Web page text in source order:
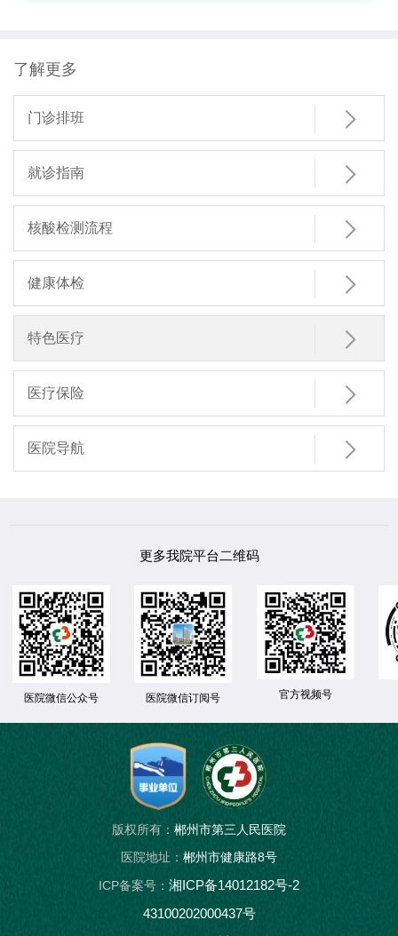
了解更多
门诊排班 
就诊指南 
核酸检测流程 
健康体检 
特色医疗 
医疗保险 
医院导航 
更多我院平台二维码
医院微信公众号 医院微信订阅号 官方视频号
版权所有： 郴州市第三人民医院
医院地址： 郴州市健康路8号
ICP备案号： 湘ICP备14012182号-2
43100202000437号